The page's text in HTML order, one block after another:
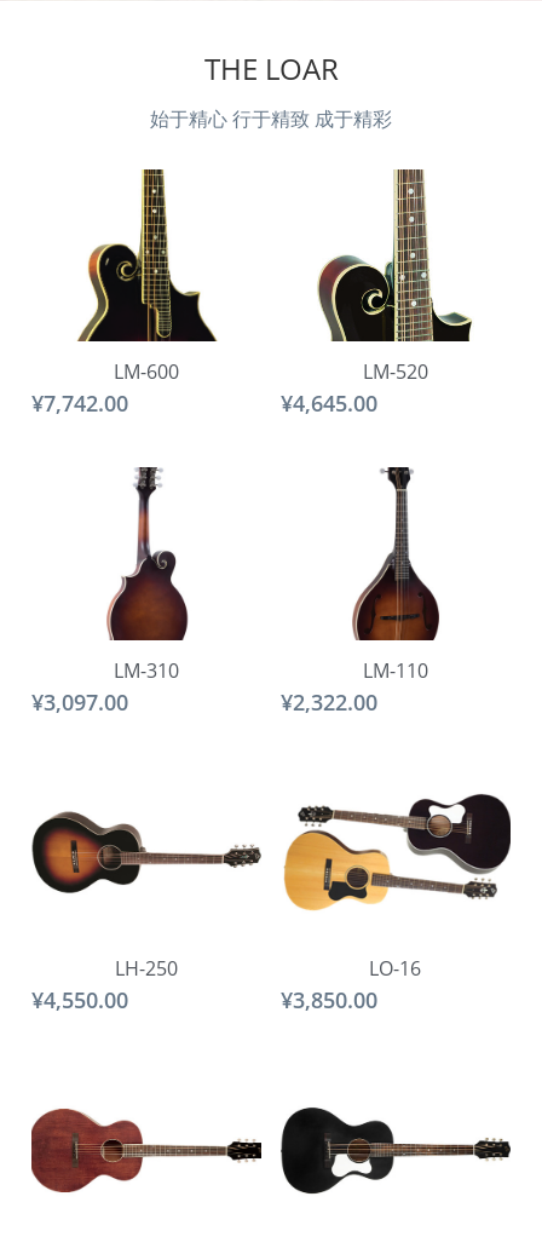
THE LOAR
始于精心 行于精致 成于精彩
LM-600
¥7,742.00
LM-520
¥4,645.00
LM-310
¥3,097.00
LM-110
¥2,322.00
LH-250
¥4,550.00
LO-16
¥3,850.00